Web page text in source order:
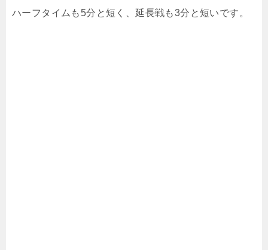
ハーフタイムも5分と短く、延長戦も3分と短いです。